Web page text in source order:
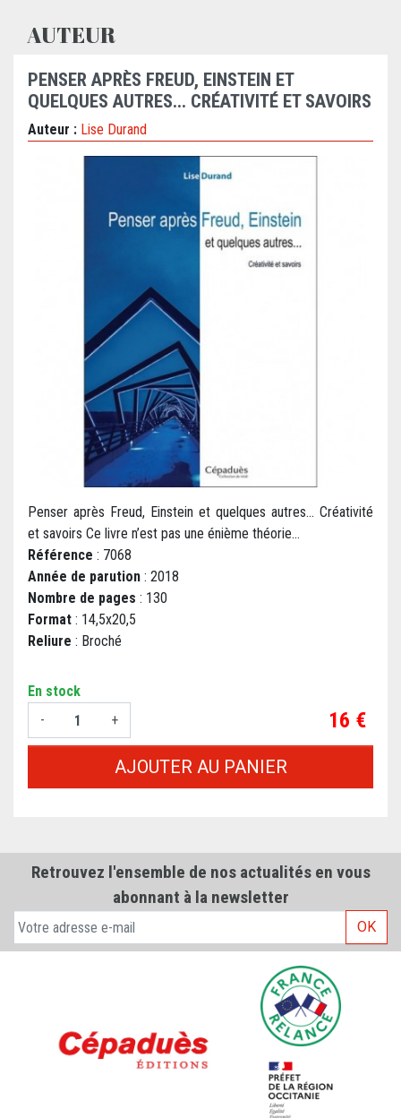
AUTEUR
PENSER APRÈS FREUD, EINSTEIN ET
QUELQUES AUTRES... CRÉATIVITÉ ET SAVOIRS
Auteur : Lise Durand
Penser après Freud, Einstein et quelques autres... Créativité
et savoirs Ce livre n’est pas une énième théorie...
Référence : 7068
Année de parution : 2018
Nombre de pages : 130
Format : 14,5x20,5
Reliure : Broché
En stock
-
+ Prix
16 €
AJOUTER AU PANIER
Retrouvez l'ensemble de nos actualités en vous
abonnant à la newsletter
OK